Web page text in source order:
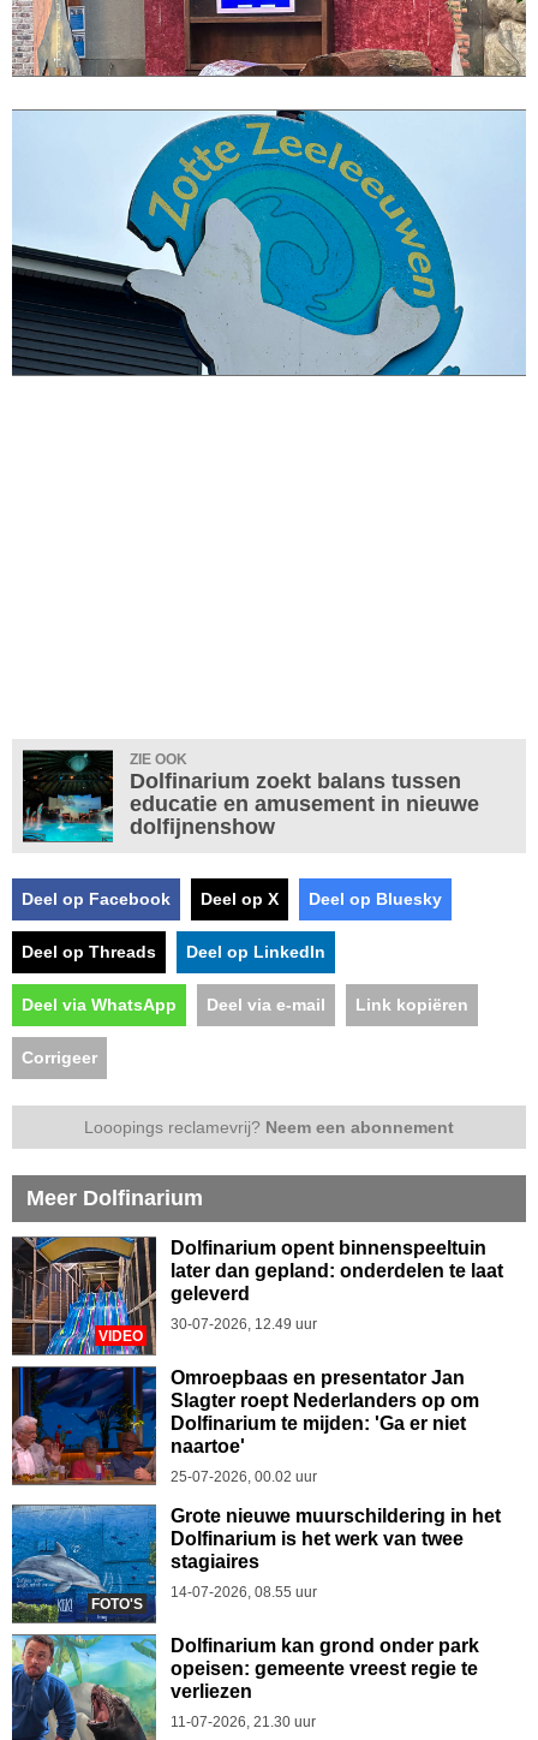
ZIE OOK
Dolfinarium zoekt balans tussen
educatie en amusement in nieuwe
dolfijnenshow
Deel op Facebook Deel op X Deel op Bluesky
Deel op Threads Deel op LinkedIn
Deel via WhatsApp Deel via e-mail Link kopiëren
Corrigeer
Looopings reclamevrij? Neem een abonnement
Meer Dolfinarium
VIDEO
Dolfinarium opent binnenspeeltuin
later dan gepland: onderdelen te laat
geleverd
30-07-2026, 12.49 uur
Omroepbaas en presentator Jan
Slagter roept Nederlanders op om
Dolfinarium te mijden: 'Ga er niet
naartoe'
25-07-2026, 00.02 uur
FOTO'S
Grote nieuwe muurschildering in het
Dolfinarium is het werk van twee
stagiaires
14-07-2026, 08.55 uur
Dolfinarium kan grond onder park
opeisen: gemeente vreest regie te
verliezen
11-07-2026, 21.30 uur